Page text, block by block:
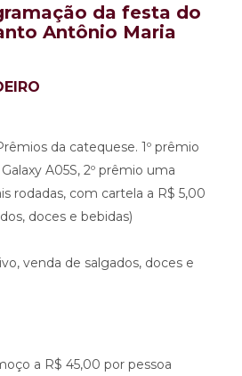
da festa do
Antônio Maria
da catequese. 1º prêmio
A05S, 2º prêmio uma
rodadas, com cartela a R$ 5,00
doces e bebidas)
venda de salgados, doces e
a R$ 45,00 por pessoa